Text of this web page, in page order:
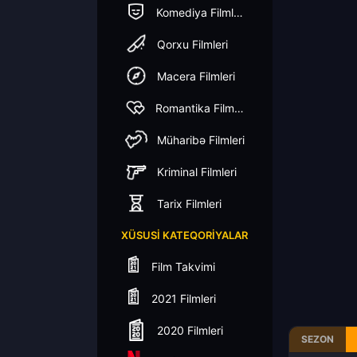
Komediya Filmleri
Qorxu Filmleri
Macera Filmleri
Romantika Filmleri
Müharibə Filmleri
Kriminal Filmleri
Tarix Filmleri
XÜSUSI KATEQORIYALAR
Film Takvimi
2021 Filmleri
2020 Filmleri
SEZON